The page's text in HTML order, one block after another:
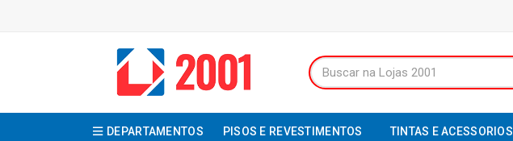
DEPARTAMENTOS PISOS E REVESTIMENTOS TINTAS E ACESSORIOS